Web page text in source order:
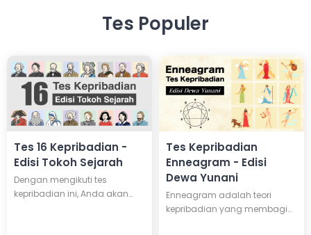
Tes Populer
Tes 16 Kepribadian -
Edisi Tokoh Sejarah
Dengan mengikuti tes
kepribadian ini, Anda akan
Tes Kepribadian
Enneagram - Edisi
Dewa Yunani
Enneagram adalah teori
kepribadian yang membagi